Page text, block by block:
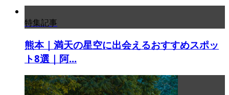
特集記事
熊本｜満天の星空に出会えるおすすめスポッ
ト8選｜阿...